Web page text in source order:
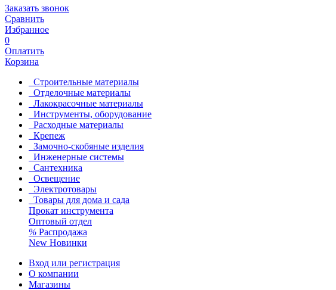
Заказать звонок
Сравнить
Избранное
0
Оплатить
Корзина
Строительные материалы
Отделочные материалы
Лакокрасочные материалы
Инструменты, оборудование
Расходные материалы
Крепеж
Замочно-скобяные изделия
Инженерные системы
Сантехника
Освещение
Электротовары
Товары для дома и сада
Прокат инструмента
Оптовый отдел
% Распродажа
New Новинки
Вход или регистрация
О компании
Магазины